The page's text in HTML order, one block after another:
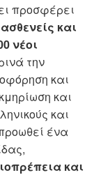
προσφέρει
και
νέοι
την
και
και
και
ένα
και